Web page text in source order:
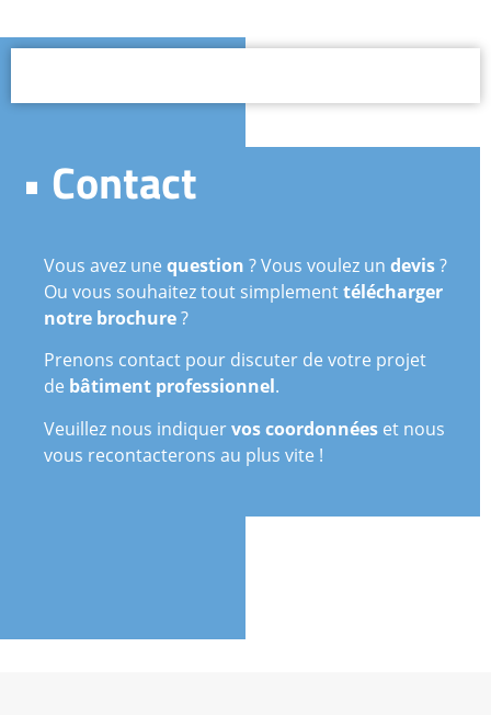
• Contact
Vous avez une question ? Vous voulez un devis?
Ou vous souhaitez tout simplementtélécharger
notre brochure?
Prenons contact pour discuter de votre projet
de bâtiment professionnel.
Veuillez nous indiquervos coordonnées et nous
vous recontacterons au plus vite !